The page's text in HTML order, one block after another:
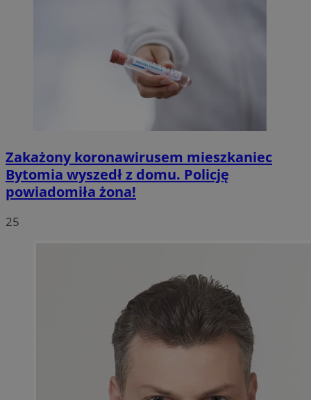
Zakażony koronawirusem mieszkaniec
Bytomia wyszedł z domu. Policję
powiadomiła żona!
25